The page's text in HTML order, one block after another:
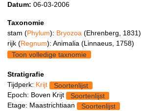
Datum: 06-03-2006
Taxonomie
stam (Phylum): Bryozoa (Ehrenberg, 1831)
rijk (Regnum): Animalia (Linnaeus, 1758)
Toon volledige taxnomie
Stratigrafie
Tijdperk: Krijt
Soortenlijst
Epoch: Boven Krijt
Soortenlijst
Etage: Maastrichtiaan
Soortenlijst